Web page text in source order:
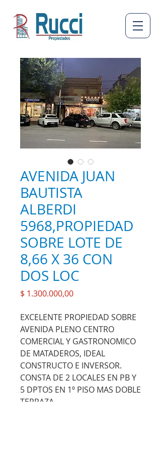
AVENIDA JUAN
BAUTISTA
ALBERDI
5968,PROPIEDAD
SOBRE LOTE DE
8,66 X 36 CON
DOS LOC
$ 1.300.000,00Precio
EXCELENTE PROPIEDAD SOBRE
AVENIDA PLENO CENTRO
COMERCIAL Y GASTRONOMICO
DE MATADEROS, IDEAL
CONSTRUCTO E INVERSOR.
CONSTA DE 2 LOCALES EN PB Y
5 DPTOS EN 1º PISO MAS DOBLE
TERRAZA